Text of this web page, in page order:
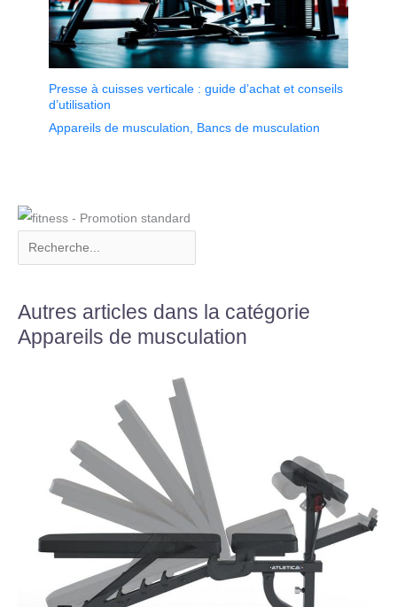
Presse à cuisses verticale : guide d’achat et conseils
d’utilisation
Appareils de musculation
Bancs de musculation
Autres articles dans la catégorie
Appareils de musculation